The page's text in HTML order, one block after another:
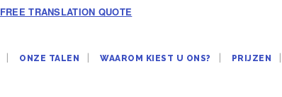
FREE TRANSLATION QUOTE
ONZE TALEN WAAROM KIEST U ONS? PRIJZEN